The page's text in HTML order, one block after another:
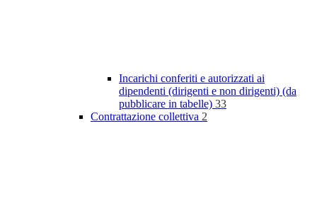
Incarichi conferiti e autorizzati ai
dipendenti (dirigenti e non dirigenti) (da
pubblicare in tabelle) 33
Contrattazione collettiva 2